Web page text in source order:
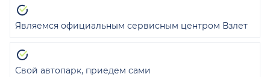
Являемся официальным сервисным центром Взлет
Свой автопарк, приедем сами